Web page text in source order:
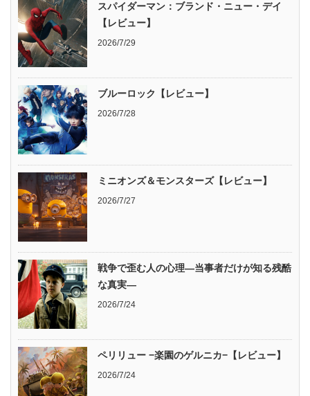
スパイダーマン：ブランド・ニュー・デイ
【レビュー】
2026/7/29
ブルーロック【レビュー】
2026/7/28
ミニオンズ＆モンスターズ【レビュー】
2026/7/27
戦争で歪む人の心理―当事者だけが知る残酷
な真実―
2026/7/24
ペリリュー −楽園のゲルニカ−【レビュー】
2026/7/24